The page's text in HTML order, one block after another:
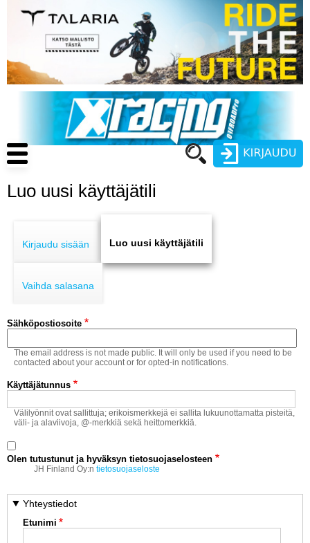
pääsisältöön
Käyttäjätunnus
Main
navigation
ENDURO
MOTOCROSS
MUUT LAJIT
YLEISTÄ ALALTA
LUE DIGILEHDET
ASIAKASPALVELU JA
MEDIATIEDOT
YHTEYSTIEDOT
Luo uusi käyttäjätili
tabs
Kirjaudu sisään Luo uusi käyttäjätili
Vaihda salasana
Sähköpostiosoite
The email address is not made public. It will only be used if you need to be
contacted about your account or for opted-in notifications.
Käyttäjätunnus
Välilyönnit ovat sallittuja; erikoismerkkejä ei sallita lukuunottamatta pisteitä,
väli- ja alaviivoja, @-merkkiä sekä heittomerkkiä.
Olen tutustunut ja hyväksyn tietosuojaselosteen
JH Finland Oy:ntietosuojaseloste
Yhteystiedot
Etunimi